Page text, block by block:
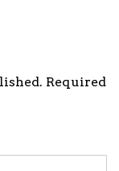
Required